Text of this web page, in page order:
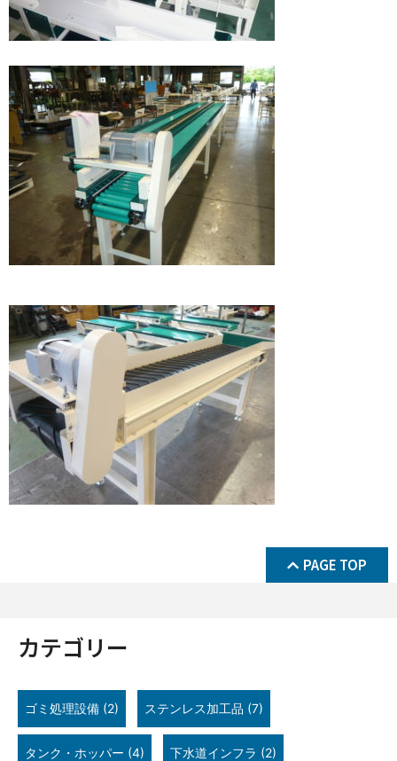
PAGE TOP
カテゴリー
ゴミ処理設備 (2) ステンレス加工品 (7)
タンク・ホッパー (4) 下水道インフラ (2)